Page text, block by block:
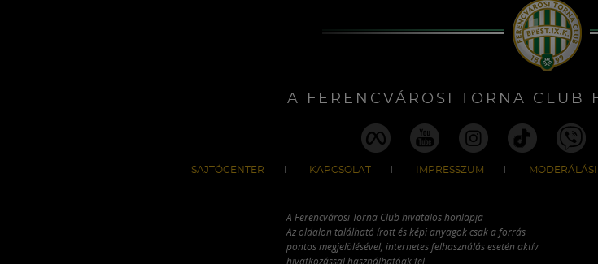
A FERENCVÁROSI TORNA CLUB
SAJTÓCENTER KAPCSOLAT IMPRESSZUM
A Ferencvárosi Torna Club hivatalos honlapja
Az oldalon található írott és képi anyagok csak a forrás
pontos megjelölésével, internetes felhasználás esetén aktív
hivatkozással használhatóak fel.